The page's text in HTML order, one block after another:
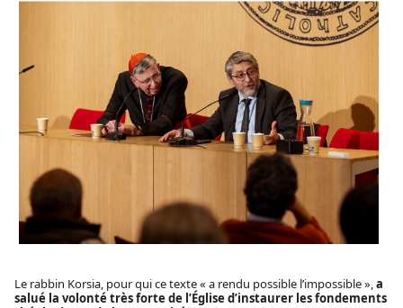
Le rabbin Korsia, pour qui ce texte « a rendu possible l’impossible »,a
salué la volonté très forte de l’Église d’instaurer les fondements